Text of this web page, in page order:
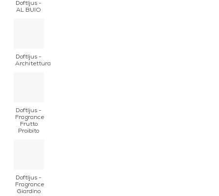
Doftljus -
AL BUIO
Doftljus -
Architettura
Doftljus -
Fragrance
Frutto
Proibito
Doftljus -
Fragrance
Giardino